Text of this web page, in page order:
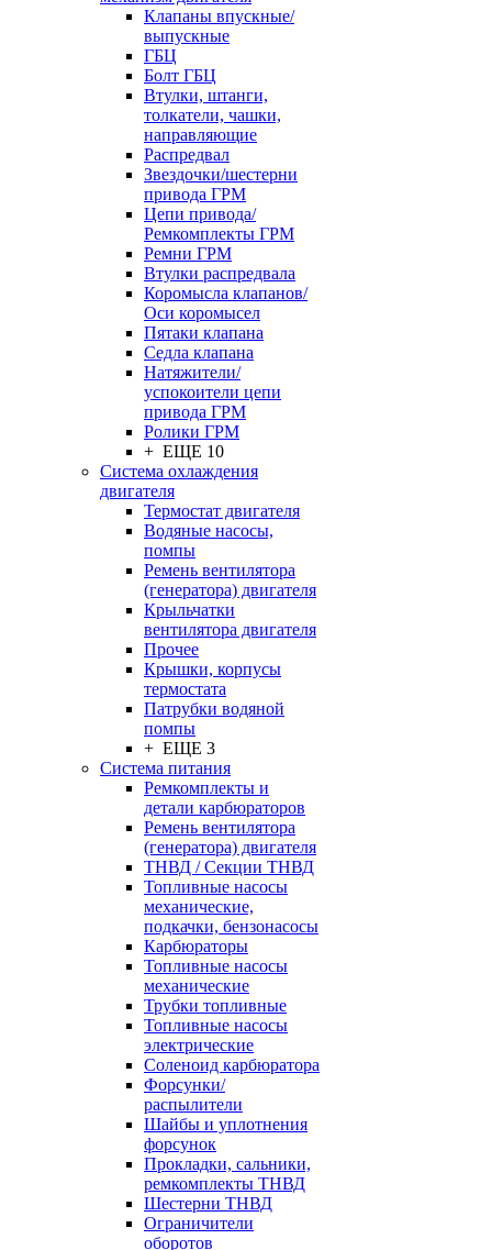
Клапаны впускные/
выпускные
ГБЦ
Болт ГБЦ
Втулки, штанги,
толкатели, чашки,
направляющие
Распредвал
Звездочки/шестерни
привода ГРМ
Цепи привода/
Ремкомплекты ГРМ
Ремни ГРМ
Втулки распредвала
Коромысла клапанов/
Оси коромысел
Пятаки клапана
Седла клапана
Натяжители/
успокоители цепи
привода ГРМ
Ролики ГРМ
+ ЕЩЕ 10
Система охлаждения
двигателя
Термостат двигателя
Водяные насосы,
помпы
Ремень вентилятора
(генератора) двигателя
Крыльчатки
вентилятора двигателя
Прочее
Крышки, корпусы
термостата
Патрубки водяной
помпы
+ ЕЩЕ 3
Система питания
Ремкомплекты и
детали карбюраторов
Ремень вентилятора
(генератора) двигателя
ТНВД / Секции ТНВД
Топливные насосы
механические,
подкачки, бензонасосы
Карбюраторы
Топливные насосы
механические
Трубки топливные
Топливные насосы
электрические
Соленоид карбюратора
Форсунки/
распылители
Шайбы и уплотнения
форсунок
Прокладки, сальники,
ремкомплекты ТНВД
Шестерни ТНВД
Ограничители
оборотов